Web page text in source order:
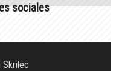
sociales
Skrilec